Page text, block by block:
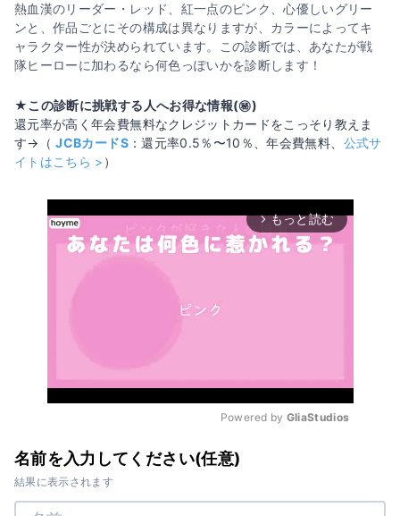
熱血漢のリーダー・レッド、紅一点のピンク、心優しいグリー
ンと、作品ごとにその構成は異なりますが、カラーによってキ
ャラクター性が決められています。この診断では、あなたが戦
隊ヒーローに加わるなら何色っぽいかを診断します！
★この診断に挑戦する人へお得な情報(㊙️)
還元率が高く年会費無料なクレジットカードをこっそり教えま
す→（JCBカードS：還元率0.5％〜10％、年会費無料、 公式サ
イトはこちら > ）
arrow_forward_ios もっと読む
Powered by GliaStudios
名前を入力してください(任意)
結果に表示されます